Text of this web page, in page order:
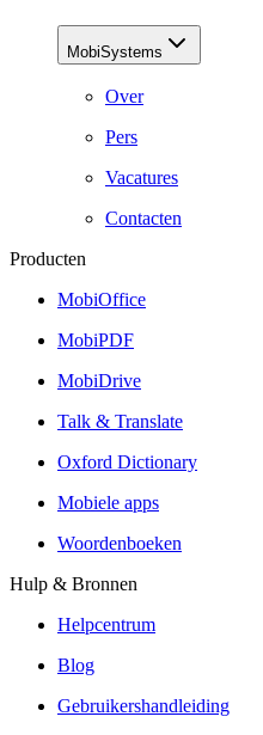
MobiSystems
Over
Pers
Vacatures
Contacten
Producten
MobiOffice
MobiPDF
MobiDrive
Talk & Translate
Oxford Dictionary
Mobiele apps
Woordenboeken
Hulp & Bronnen
Helpcentrum
Blog
Gebruikershandleiding